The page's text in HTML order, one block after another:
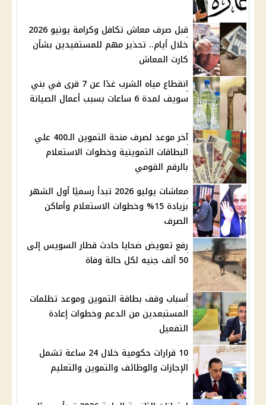
قبل صرف معاش تكافل وكرامة يونيو 2026
خلال أيام.. تحذير مهم للمستفيدين بشأن
كارت المعاش
انقطاع مياه الشرب غدًا عن 7 قرى في بني
سويف لمدة 6 ساعات بسبب أعمال الصيانة
آخر موعد لصرف منحة التموين الـ400 علي
البطاقات التموينية وخطوات الاستعلام
بالرقم القومي
معاشات يوليو 2026 تبدأ رسميًا أول الشهر
بزيادة 15% وخطوات الاستعلام وأماكن
الصرف
رفع تعويض ضحايا حادث قطار السويس إلى
50 ألف جنيه لكل حالة وفاة
أسباب وقف بطاقة التموين وموعد تظلمات
المستبعدين من الدعم وخطوات إعادة
التفعيل
10 قرارات حكومية خلال 24 ساعة تشمل
الإجازات والوظائف والتموين والتعليم